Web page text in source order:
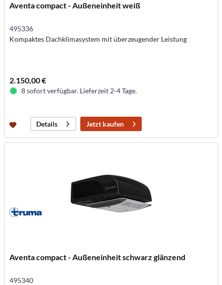
Aventa compact - Außeneinheit weiß
495336
Kompaktes Dachklimasystem mit überzeugender Leistung
2.150,00 €
8 sofort verfügbar. Lieferzeit 2-4 Tage.
Details Jetzt kaufen
Aventa compact - Außeneinheit schwarz glänzend
495340